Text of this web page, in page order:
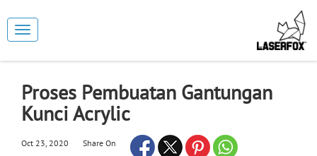
Toggle
navigation
Proses Pembuatan Gantungan
Kunci Acrylic
Oct 23, 2020 Share On